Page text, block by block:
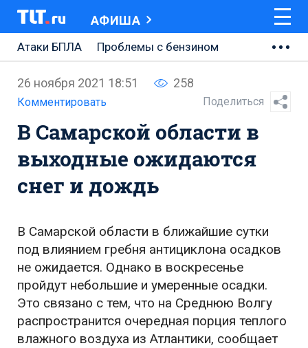
АФИША
Атаки БПЛА
Проблемы с бензином
АВТОВАЗ
Ремонт Центральной площади
Ремонт Обводного шоссе
Набережная Тольятти
Неделя Тольятти
26 ноября 2021 18:51 258
Комментировать Поделиться
В Самарской области в
выходные ожидаются
снег и дождь
В Самарской области в ближайшие сутки
под влиянием гребня антициклона осадков
не ожидается. Однако в воскресенье
пройдут небольшие и умеренные осадки.
Это связано с тем, что на Среднюю Волгу
распространится очередная порция теплого
влажного воздуха из Атлантики, сообщает